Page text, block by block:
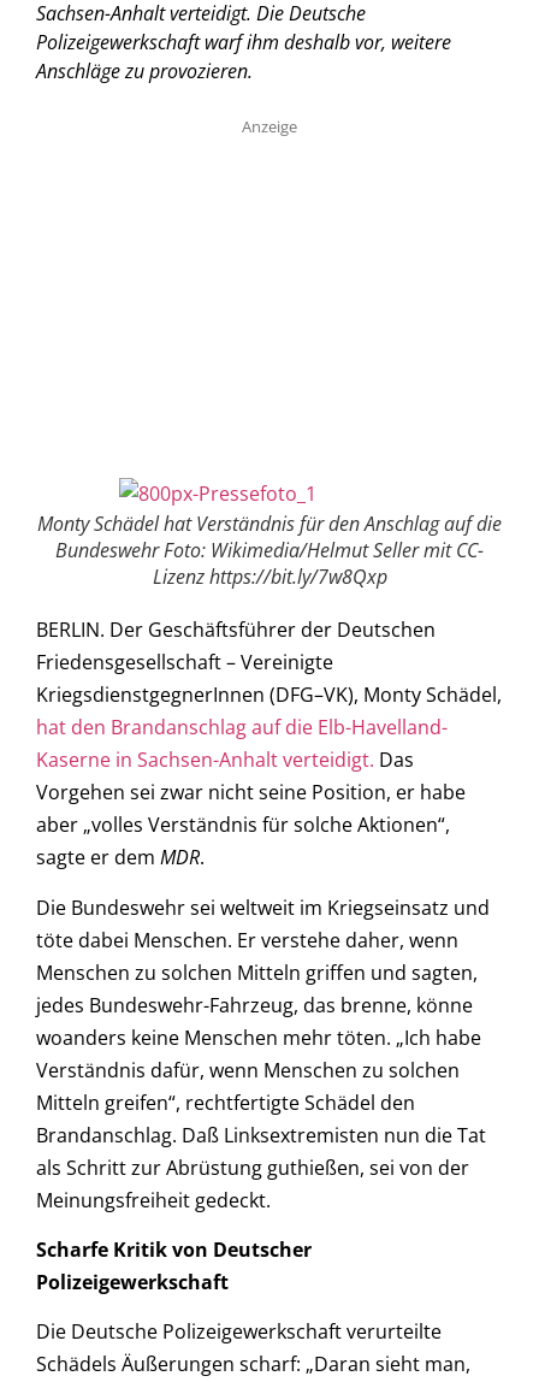
Sachsen-Anhalt verteidigt. Die Deutsche
Polizeigewerkschaft warf ihm deshalb vor, weitere
Anschläge zu provozieren.
Anzeige
Monty Schädel hat Verständnis für den Anschlag auf die
Bundeswehr Foto: Wikimedia/Helmut Seller mit CC-
Lizenz https://bit.ly/7w8Qxp
BERLIN. Der Geschäftsführer der Deutschen
Friedensgesellschaft – Vereinigte
KriegsdienstgegnerInnen (DFG–VK), Monty Schädel,
hat den Brandanschlag auf die Elb-Havelland-
Kaserne in Sachsen-Anhalt verteidigt. Das
Vorgehen sei zwar nicht seine Position, er habe
aber „volles Verständnis für solche Aktionen“,
sagte er dem MDR.
Die Bundeswehr sei weltweit im Kriegseinsatz und
töte dabei Menschen. Er verstehe daher, wenn
Menschen zu solchen Mitteln griffen und sagten,
jedes Bundeswehr-Fahrzeug, das brenne, könne
woanders keine Menschen mehr töten. „Ich habe
Verständnis dafür, wenn Menschen zu solchen
Mitteln greifen“, rechtfertigte Schädel den
Brandanschlag. Daß Linksextremisten nun die Tat
als Schritt zur Abrüstung guthießen, sei von der
Meinungsfreiheit gedeckt.
Scharfe Kritik von Deutscher
Polizeigewerkschaft
Die Deutsche Polizeigewerkschaft verurteilte
Schädels Äußerungen scharf: „Daran sieht man,